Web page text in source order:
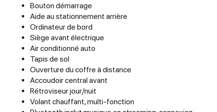
Bouton démarrage
Aide au stationnement arrière
Ordinateur de bord
Siège avant électrique
Air conditionné auto
Tapis de sol
Ouverture du coffre à distance
Accoudoir central avant
Rétroviseur jour/nuit
Volant chauffant, multi-fonction